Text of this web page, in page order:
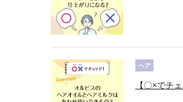
ヘア
【〇×でチ